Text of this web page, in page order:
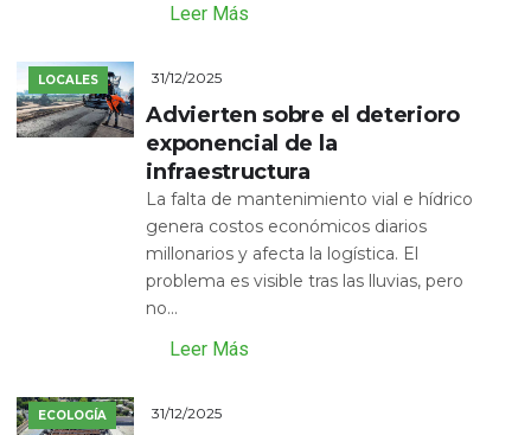
Leer Más
LOCALES 31/12/2025
Advierten sobre el deterioro
exponencial de la
infraestructura
La falta de mantenimiento vial e hídrico
genera costos económicos diarios
millonarios y afecta la logística. El
problema es visible tras las lluvias, pero
no...
Leer Más
ECOLOGÍA 31/12/2025